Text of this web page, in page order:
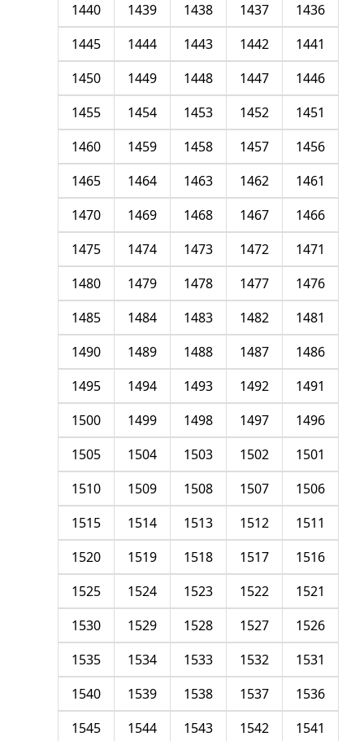
1436
1437
1438
1439
1440
1441
1442
1443
1444
1445
1446
1447
1448
1449
1450
1451
1452
1453
1454
1455
1456
1457
1458
1459
1460
1461
1462
1463
1464
1465
1466
1467
1468
1469
1470
1471
1472
1473
1474
1475
1476
1477
1478
1479
1480
1481
1482
1483
1484
1485
1486
1487
1488
1489
1490
1491
1492
1493
1494
1495
1496
1497
1498
1499
1500
1501
1502
1503
1504
1505
1506
1507
1508
1509
1510
1511
1512
1513
1514
1515
1516
1517
1518
1519
1520
1521
1522
1523
1524
1525
1526
1527
1528
1529
1530
1531
1532
1533
1534
1535
1536
1537
1538
1539
1540
1541
1542
1543
1544
1545